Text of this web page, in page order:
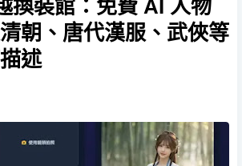
換裝館：免費 AI 人物
朝、唐代漢服、武俠等
述